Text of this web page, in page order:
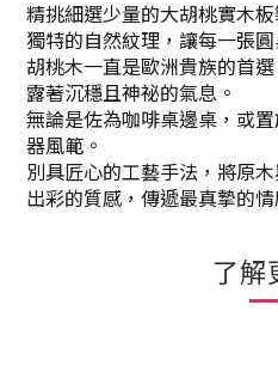
精挑細選少量的大胡桃實木
獨特的自然紋理，讓每一張圓
胡桃木一直是歐洲貴族的首
露著沉穩且神祕的氣息。
無論是佐為咖啡桌邊桌，或
器風範。
別具匠心的工藝手法，將原
出彩的質感，傳遞最真摯的情
了解